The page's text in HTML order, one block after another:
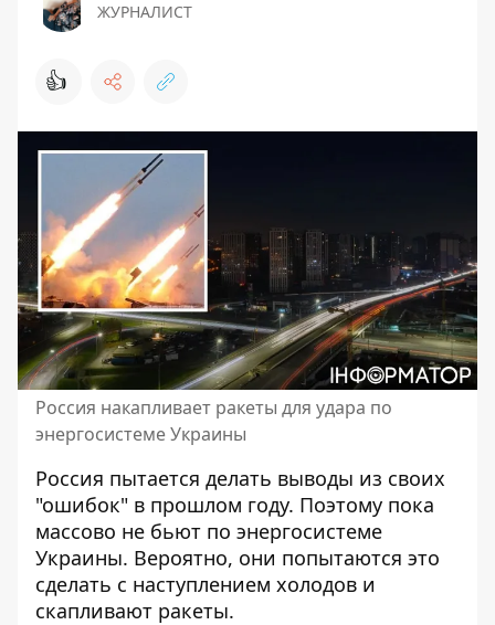
ЖУРНАЛИСТ
👍
Россия накапливает ракеты для удара по
энергосистеме Украины
Россия пытается делать выводы из своих
"ошибок" в прошлом году. Поэтому пока
массово не бьют по энергосистеме
Украины. Вероятно, они попытаются это
сделать с наступлением холодов и
скапливают ракеты.